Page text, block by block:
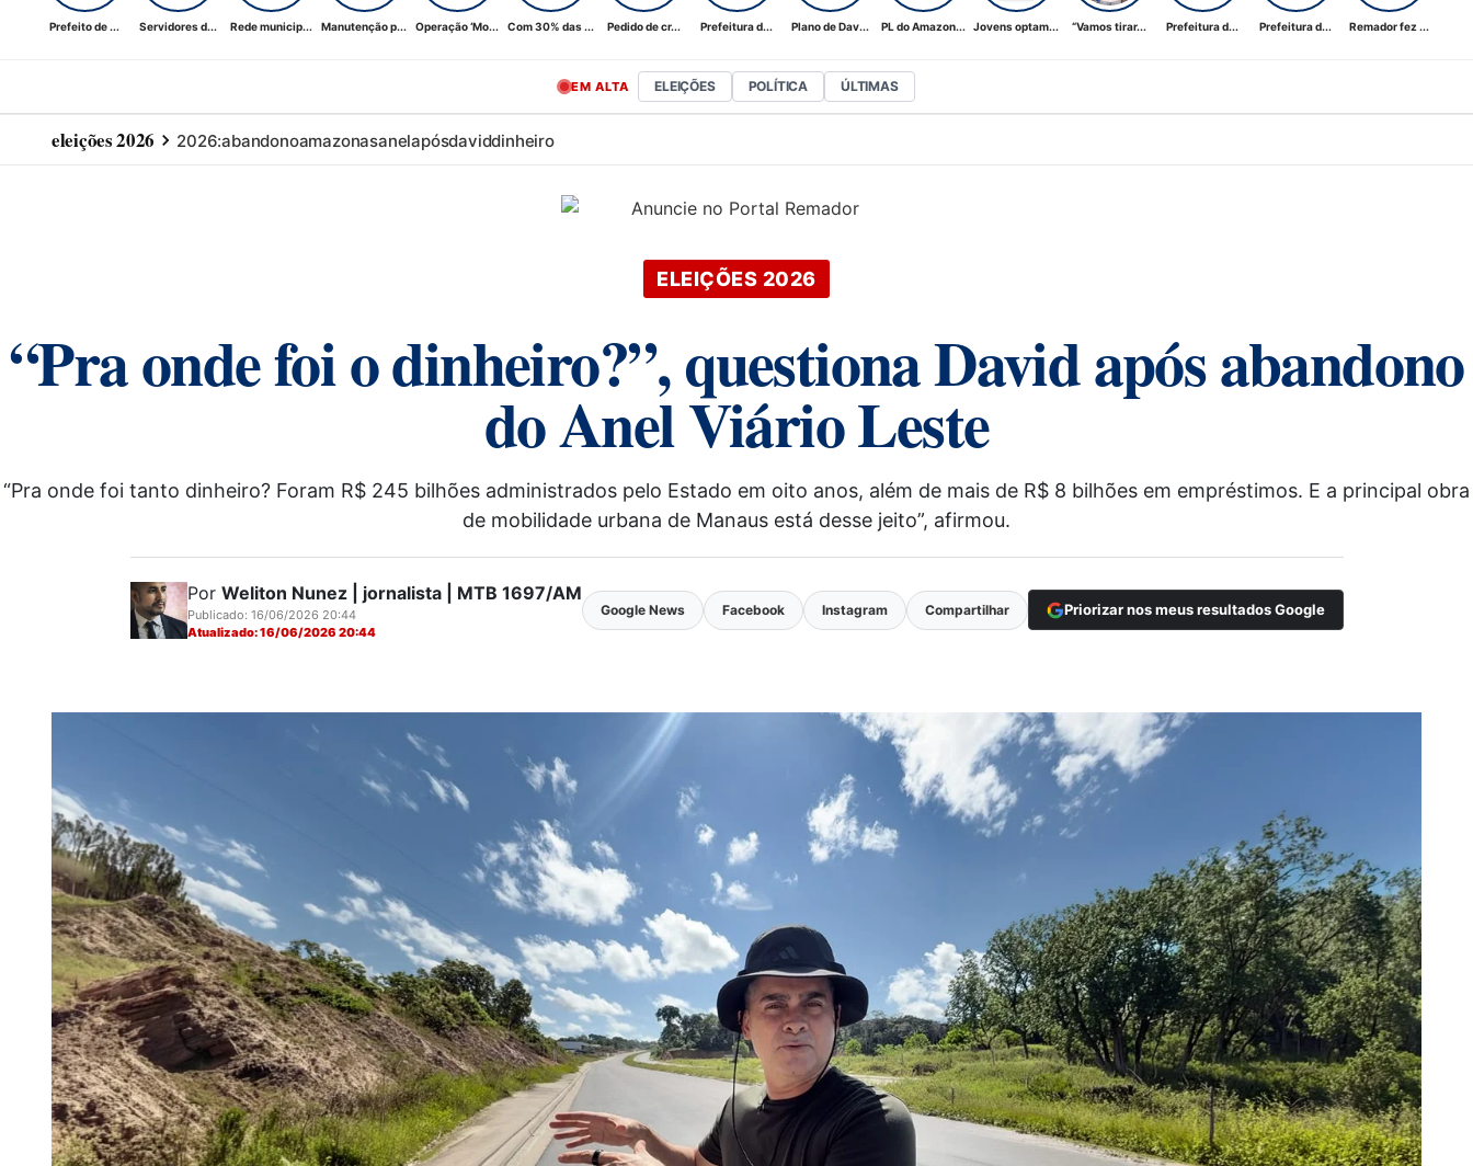
Prefeito de ... Servidores d... Rede municip... Manutenção p... Operação ‘Mo... Com 30% das ... Pedido de cr... Prefeitura d... Plano de Dav... PL do Amazon... Jovens optam... “Vamos tirar... Prefeitura d... Prefeitura d... Remador fez ...
EM ALTA ELEIÇÕES POLÍTICA ÚLTIMAS
eleições 2026 2026:abandonoamazonasanelapósdaviddinheiro
ELEIÇÕES 2026
“Pra onde foi o dinheiro?”, questiona David após abandono
do Anel Viário Leste
“Pra onde foi tanto dinheiro? Foram R$ 245 bilhões administrados pelo Estado em oito anos, além de mais de R$ 8 bilhões em empréstimos. E a principal obra
de mobilidade urbana de Manaus está desse jeito”, afirmou.
Por Weliton Nunez | jornalista | MTB 1697/AM
Publicado: 16/06/2026 20:44
Atualizado: 16/06/2026 20:44
Google News Facebook Instagram Compartilhar Priorizar nos meus resultados Google